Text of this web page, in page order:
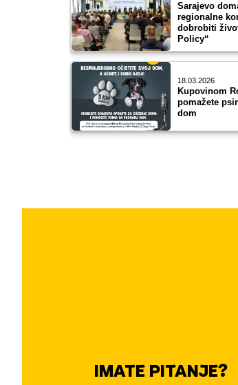
Sarajevo
regionalne
dobrobiti
Policy“
18.03.2026
Kupovinom
pomažete
dom
IMATE PITANJE?